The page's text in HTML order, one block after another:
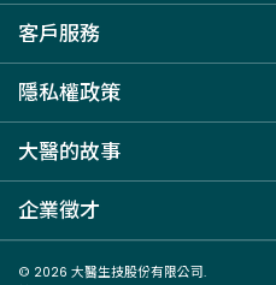
客戶服務
隱私權政策
大醫的故事
企業徵才
© 2026 大醫生技股份有限公司.